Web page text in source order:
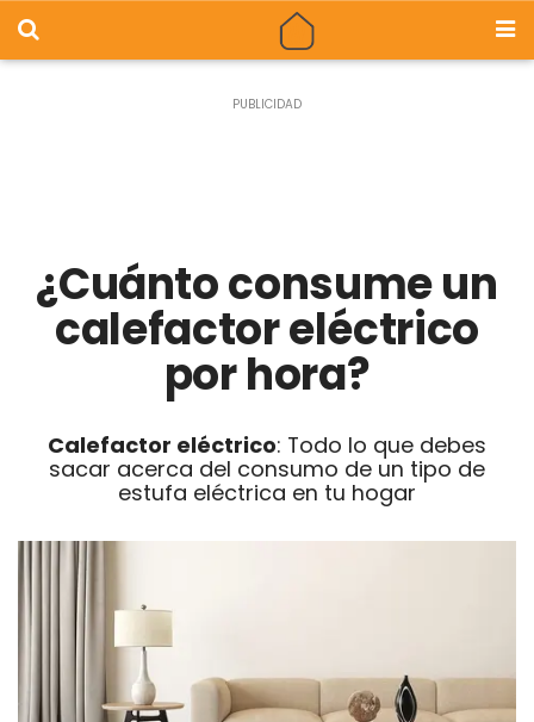
¿Cuánto consume un
calefactor eléctrico
por hora?
Calefactor eléctrico: Todo lo que debes
sacar acerca del consumo de un tipo de
estufa eléctrica en tu hogar